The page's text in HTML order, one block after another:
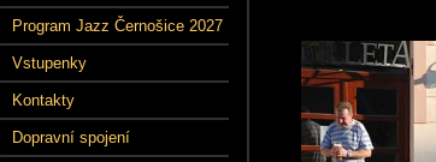
Program Jazz Černošice 2027
Vstupenky
Kontakty
Dopravní spojení